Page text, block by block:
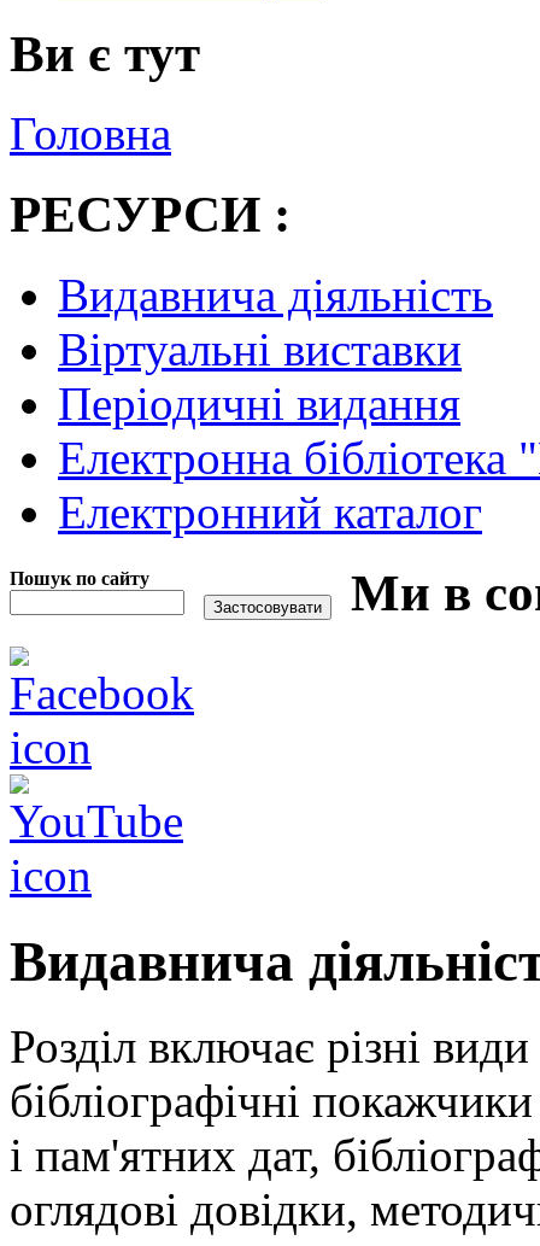
Ви є тут
Головна
РЕСУРСИ :
Видавнича діяльність
Віртуальні виставки
Періодичні видання
Електронна
Електронний каталог
Пошук по сайту Ми в
Видавнича
Розділ включає різні
бібліографічні
і пам'ятних дат,
оглядові довідки,